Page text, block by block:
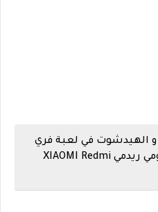
الهيدشوت في لعبة فري
فاير ماكس على هاتف شياومي ريدمي XIAOMI Redmi